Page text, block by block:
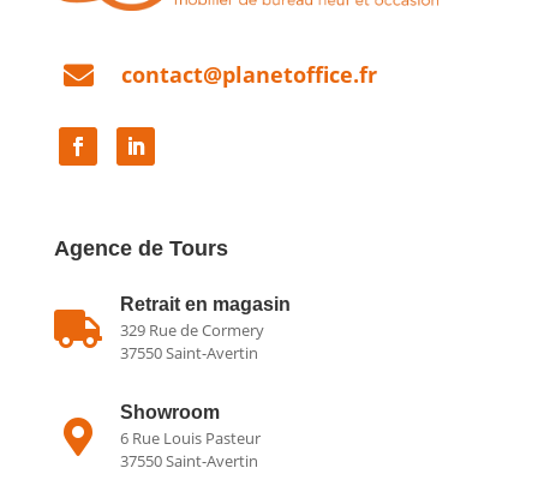
 contact@planetoffice.fr
Agence de Tours

Retrait en magasin
329 Rue de Cormery
37550 Saint-Avertin

Showroom
6 Rue Louis Pasteur
37550 Saint-Avertin